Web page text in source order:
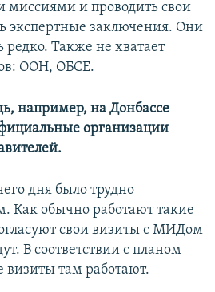
миссиями и проводить свои
экспертные заключения. Они
Также не хватает
ООН, ОБСЕ.
например, на Донбассе
организации
дня было трудно
Как обычно работают такие
свои визиты с МИДом
В соответствии с планом
там работают.